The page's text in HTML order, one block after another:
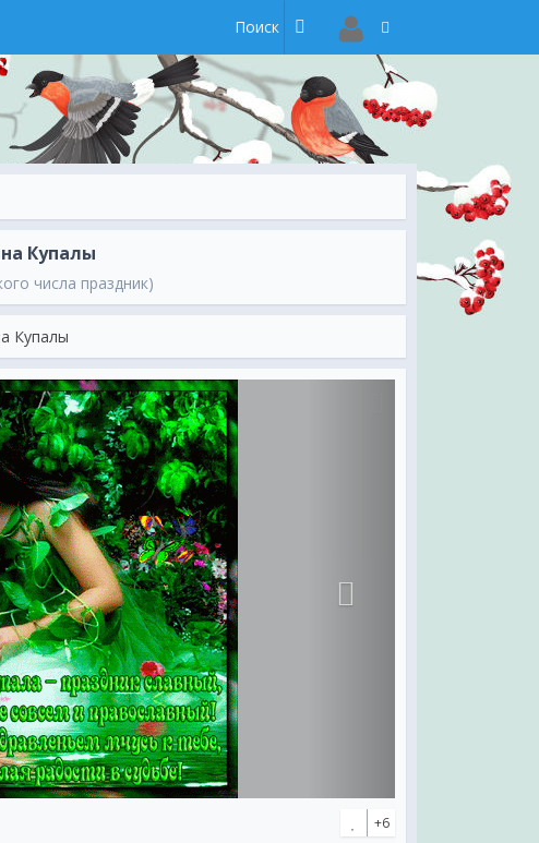
Купалы
числа праздник)
Купалы
+6